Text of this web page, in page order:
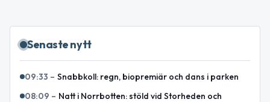
Senaste nytt
09:33 – Snabbkoll: regn, biopremiär och dans i parken
08:09 – Natt i Norrbotten: stöld vid Storheden och